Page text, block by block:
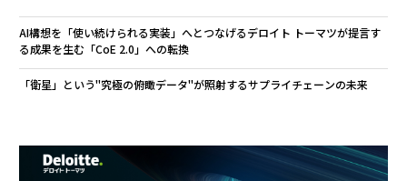
AI構想を「使い続けられる実装」へとつなげる――デロイト トーマツが提言す
る成果を生む「CoE 2.0」への転換
「衛星」という"究極の俯瞰データ"が照射するサプライチェーンの未来